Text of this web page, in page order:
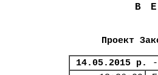
Проект
14.05.2015 р.